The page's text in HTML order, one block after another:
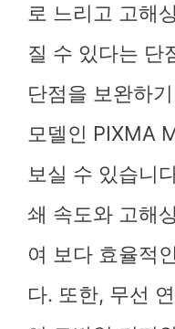
로 느리고 고해
질 수 있다는 단
단점을 보완하
모델인 PIXMA
보실 수 있습니
쇄 속도와 고해
여 보다 효율적
다. 또한, 무선